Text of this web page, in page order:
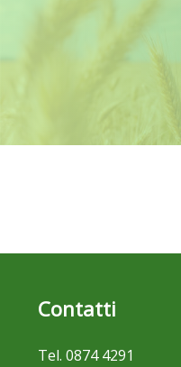
Contatti
Tel. 0874 4291